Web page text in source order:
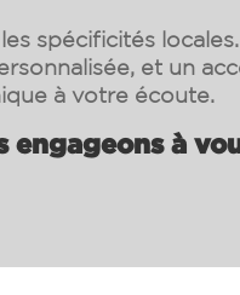
spécificités
et un
à votre écoute.
engageons à